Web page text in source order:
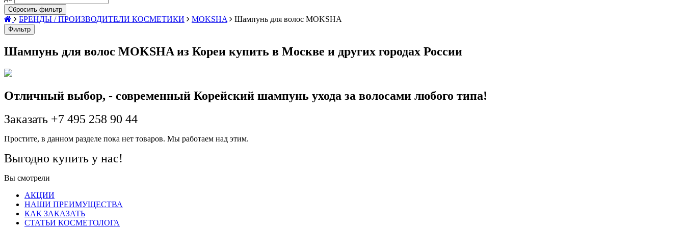
Сбросить фильтр
БРЕНДЫ / ПРОИЗВОДИТЕЛИ КОСМЕТИКИ MOKSHA Шампунь для волос MOKSHA
Фильтр
Шампунь для волос MOKSHA из Кореи купить в Москве и других городах России
Отличный выбор, - современный Корейский шампунь ухода за волосами любого типа!
Заказать +7 495 258 90 44
Простите, в данном разделе пока нет товаров. Мы работаем над этим.
Выгодно купить у нас!
Вы смотрели
АКЦИИ
НАШИ ПРЕИМУЩЕСТВА
КАК ЗАКАЗАТЬ
СТАТЬИ КОСМЕТОЛОГА